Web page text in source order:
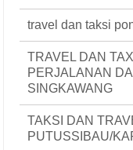
travel dan taksi
TRAVEL DAN
PERJALANAN
SINGKAWANG
TAKSI DAN
PUTUSSIBAU/